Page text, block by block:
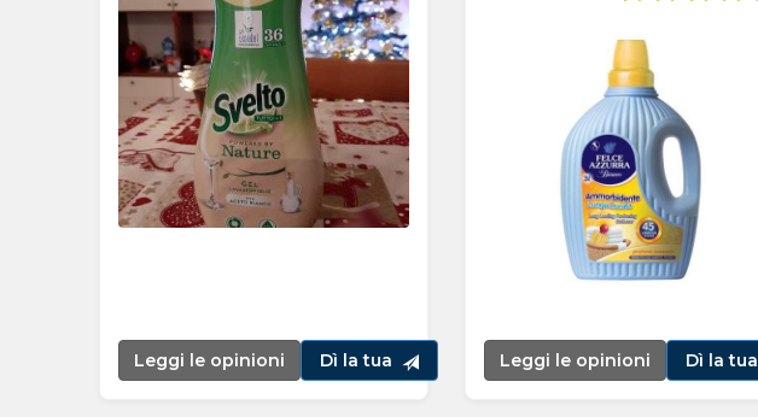
Leggi le opinioni Dì la tua Leggi le opinioni Dì la tua